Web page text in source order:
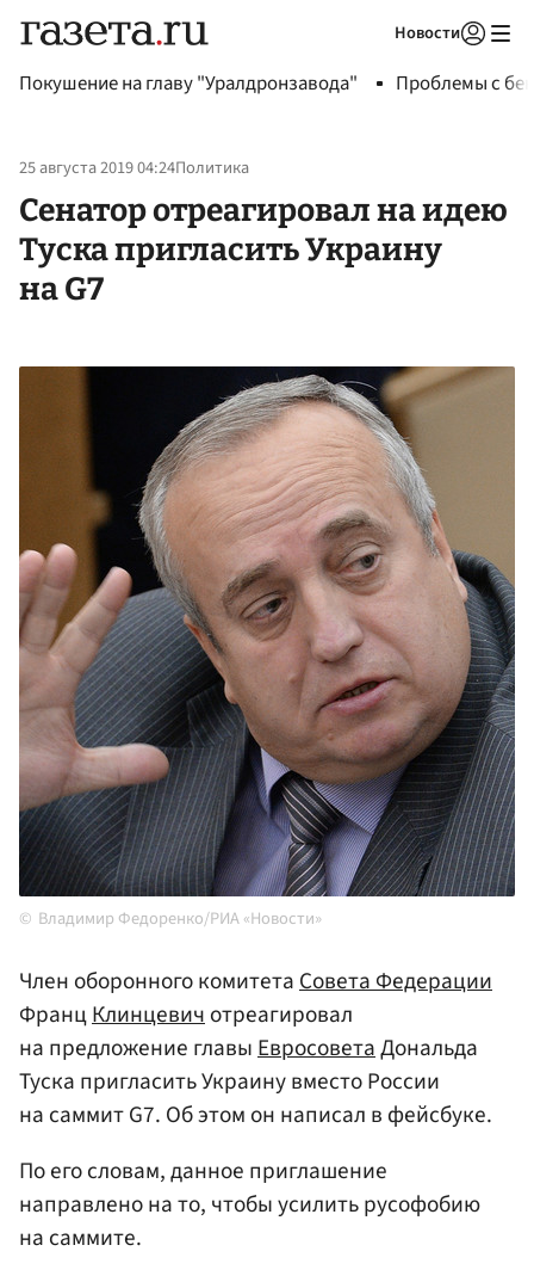
Новости
Покушение на главу "Уралдронзавода" Проблемы с
25 августа 2019 04:24Политика
Сенатор отреагировал на идею
Туска пригласить Украину
на G7
Владимир Федоренко/РИА «Новости»
Член оборонного комитетаСовета Федерации
ФранцКлинцевичотреагировал
на предложение главыЕвросоветаДональда
Туска пригласить Украину вместо России
на саммит G7. Об этом он написал в фейсбуке.
По его словам, данное приглашение
направлено на то, чтобы усилить русофобию
на саммите.